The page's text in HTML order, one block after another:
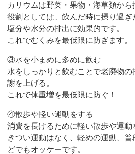
カリウムは野菜・果物・海草類から
役割としては、飲んだ時に摂り過ぎ
塩分や水分の排出に効果的です。
これでむくみを最低限に防ぎます。
③水を小まめに多めに飲む
水をしっかりと飲むことで老廃物
謝を上げる。
これで体重増を最低限に防ぐ！
④散歩や軽い運動をする
消費を長けるために軽い散歩や運動
きつい運動はなく、軽めの運動、
どでもオッケーです。